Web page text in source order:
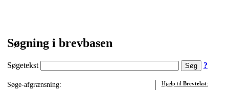
Søgning i brevbasen
Søgetekst ?
Søge-afgrænsning:
Hjælp til Brevtekst: